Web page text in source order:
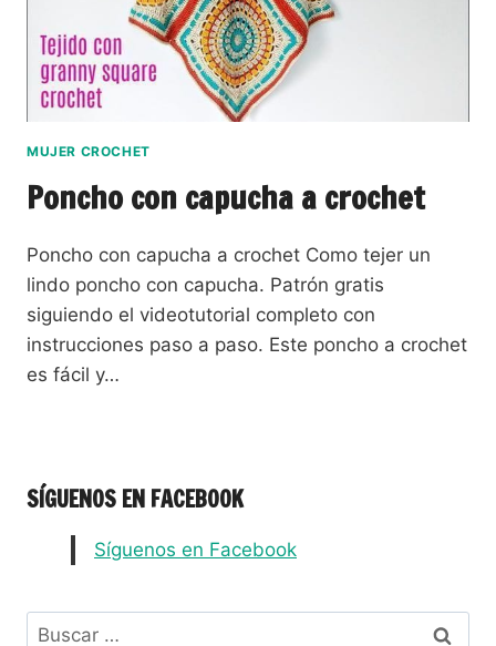
MUJER CROCHET
Poncho con capucha a crochet
Poncho con capucha a crochet Como tejer un
lindo poncho con capucha. Patrón gratis
siguiendo el videotutorial completo con
instrucciones paso a paso. Este poncho a crochet
es fácil y…
SÍGUENOS EN FACEBOOK
Síguenos en Facebook